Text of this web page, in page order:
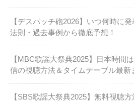
【デスパッチ砲2026】いつ何時に
法則・過去事例から徹底予想！
【MBC歌謡大祭典2025】日本時間
信の視聴方法＆タイムテーブル最新
【SBS歌謡大祭典2025】無料視聴